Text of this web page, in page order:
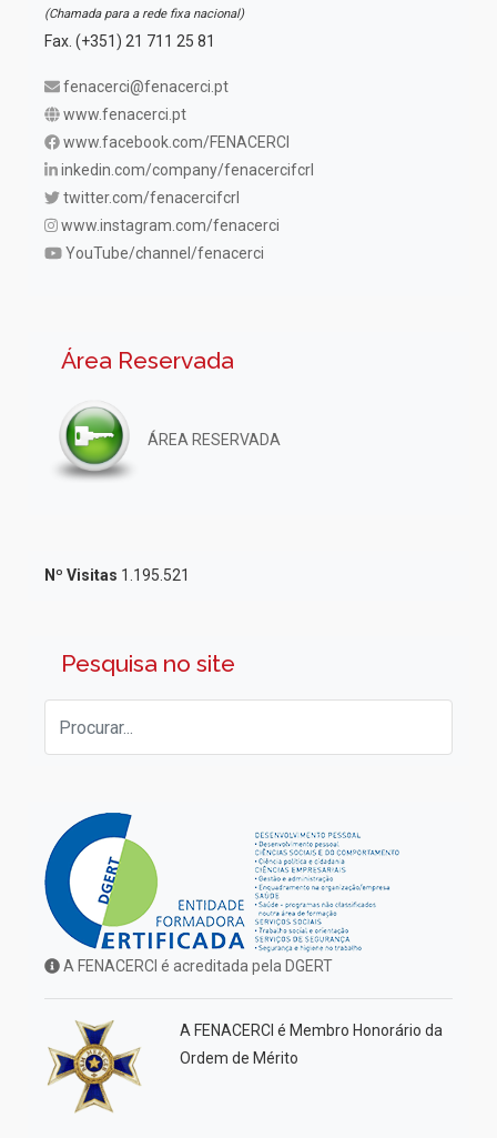
(Chamada para a rede fixa nacional)
Fax. (+351) 21 711 25 81
fenacerci@fenacerci.pt
www.fenacerci.pt
www.facebook.com/FENACERCI
inkedin.com/company/fenacercifcrl
twitter.com/fenacercifcrl
www.instagram.com/fenacerci
YouTube/channel/fenacerci
Área Reservada
ÁREA RESERVADA
Nº Visitas 1.195.521
Pesquisa no site
A FENACERCI é acreditada pela DGERT
A FENACERCI é Membro Honorário da
Ordem de Mérito